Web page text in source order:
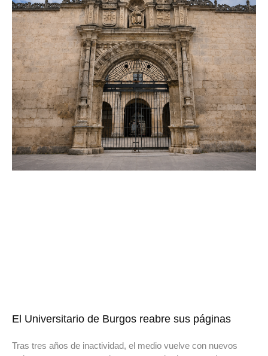
El Universitario de Burgos reabre sus páginas
Tras tres años de inactividad, el medio vuelve con nuevos